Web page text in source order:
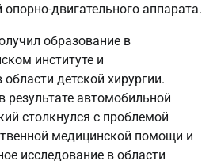
двигательного аппарата.
образование в
институте и
детской хирургии.
результате автомобильной
столкнулся с проблемой
медицинской помощи и
исследование в области